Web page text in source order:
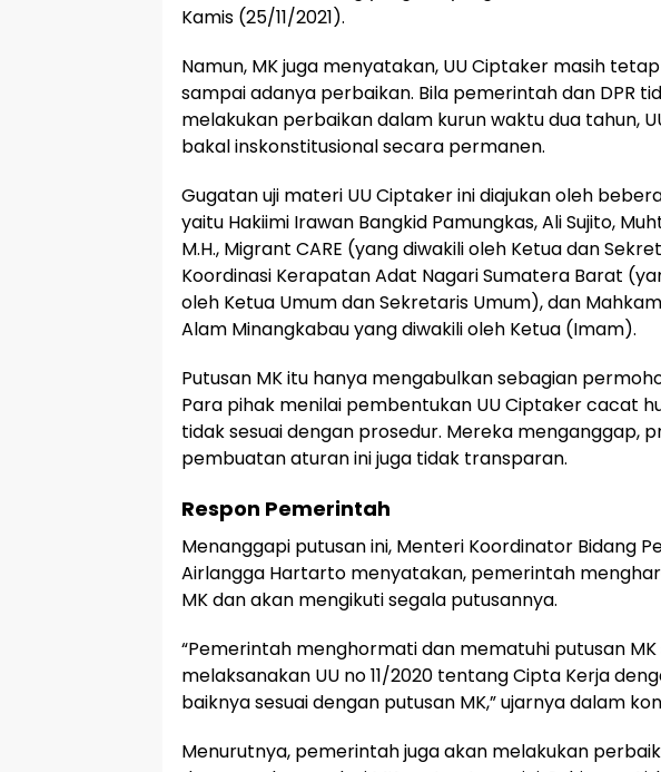
Kamis (25/11/2021).
Namun, MK juga menyatakan, UU Ciptaker masih
sampai adanya perbaikan. Bila pemerintah dan DPR
melakukan perbaikan dalam kurun waktu dua tahun,
bakal inskonstitusional secara permanen.
Gugatan uji materi UU Ciptaker ini diajukan oleh
yaitu Hakiimi Irawan Bangkid Pamungkas, Ali Sujito,
M.H., Migrant CARE (yang diwakili oleh Ketua dan
Koordinasi Kerapatan Adat Nagari Sumatera Barat
oleh Ketua Umum dan Sekretaris Umum), dan
Alam Minangkabau yang diwakili oleh Ketua (Imam).
Putusan MK itu hanya mengabulkan sebagian
Para pihak menilai pembentukan UU Ciptaker cacat
tidak sesuai dengan prosedur. Mereka menganggap,
pembuatan aturan ini juga tidak transparan.
Respon Pemerintah
Menanggapi putusan ini, Menteri Koordinator Bidang
Airlangga Hartarto menyatakan, pemerintah
MK dan akan mengikuti segala putusannya.
“Pemerintah menghormati dan mematuhi putusan
melaksanakan UU no 11/2020 tentang Cipta Kerja
baiknya sesuai dengan putusan MK,” ujarnya dalam
Menurutnya, pemerintah juga akan melakukan